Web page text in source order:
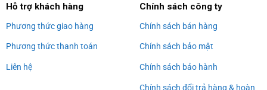
Hỗ trợ khách hàng
Phương thức giao hàng
Phương thức thanh toán
Liên hệ
Chính sách công ty
Chính sách bán hàng
Chính sách bảo mật
Chính sách bảo hành
Chính sách đổi trả hàng & hoàn